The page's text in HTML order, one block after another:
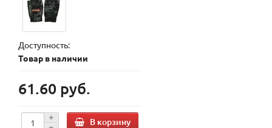
Доступность:
Товар в наличии
61.60 руб.
В корзину